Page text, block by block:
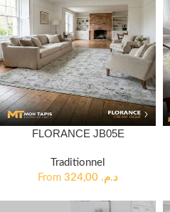
FLORANCE JB05E
Traditionnel
From
د.م.